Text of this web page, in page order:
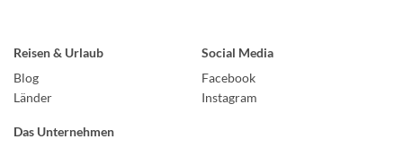
Reisen & Urlaub
Blog
Länder
Social Media
Facebook
Instagram
Das Unternehmen